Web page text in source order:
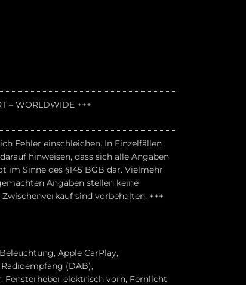
– WORLDWIDE +++
Fehler einschleichen. In Einzelfällen
hinweisen, dass sich alle Angaben
im Sinne des §145 BGB dar. Vielmehr
Angaben stellen keine
sind vorbehalten. +++
Apple CarPlay,
(DAB),
Fensterheber elektrisch vorn, Fernlicht